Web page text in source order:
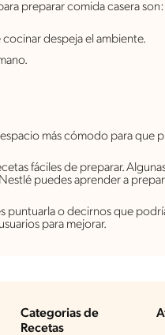
preparar comida casera son:
despeja el ambiente.
más cómodo para que
fáciles de preparar.
puedes aprender a
puntuarla o decirnos que
para mejorar.
Categorias de
Recetas